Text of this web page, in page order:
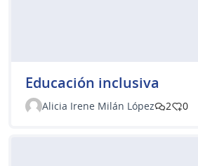
Educación inclusiva
Alicia Irene Milán López 2 0